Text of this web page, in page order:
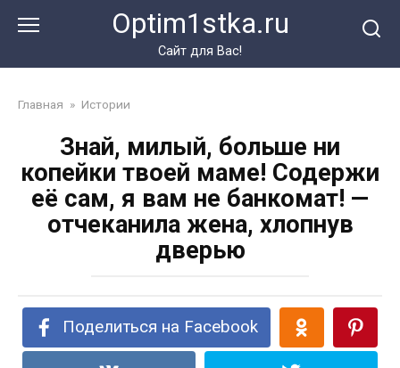
Optim1stka.ru
Сайт для Вас!
Главная » Истории
Знай, милый, больше ни
копейки твоей маме! Содержи
её сам, я вам не банкомат! —
отчеканила жена, хлопнув
дверью
Поделиться на Facebook